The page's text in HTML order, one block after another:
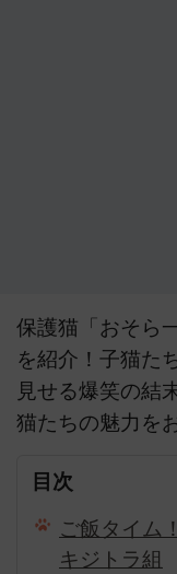
保護猫「おそら
を紹介！子猫た
見せる爆笑の結
猫たちの魅力を
目次
ご飯タイム
キジトラ組